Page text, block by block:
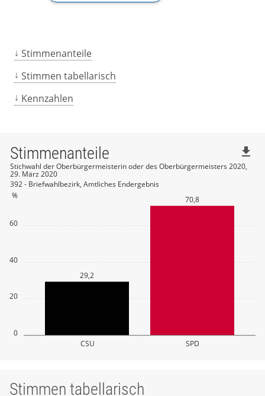
Stimmenanteile
Stimmen tabellarisch
Kennzahlen
0
20
40
60
%
CSU SPD
29,2
70,8
Stimmenanteile
Stichwahl der Oberbürgermeisterin oder des Oberbürgermeisters 2020,
29. März 2020
392 - Briefwahlbezirk, Amtliches Endergebnis
file_download
Stimmen tabellarisch